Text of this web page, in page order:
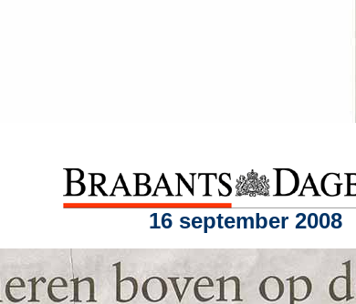
16 september 2008